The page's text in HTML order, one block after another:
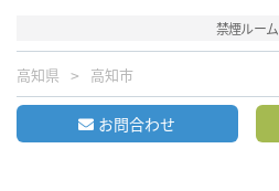
禁煙ルーム
高知県 高知市
お問合わせ